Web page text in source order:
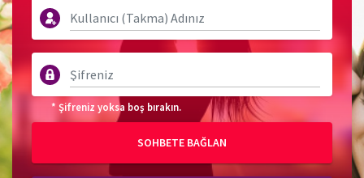
* Şifreniz yoksa boş bırakın.
SOHBETE BAĞLAN